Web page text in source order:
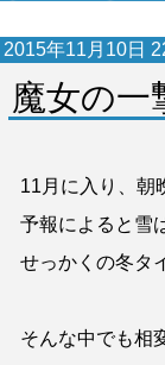
2015年11月10日
魔女の一
11月に入り、朝
予報によると雪
せっかくの冬タ
そんな中でも相